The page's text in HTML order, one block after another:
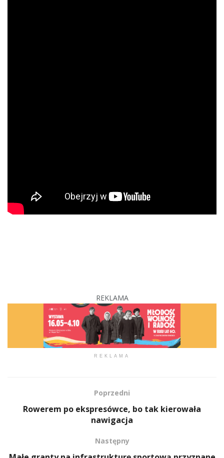
REKLAMA
REKLAMA
Poprzedni
Rowerem po ekspresówce, bo tak kierowała
nawigacja
Następny